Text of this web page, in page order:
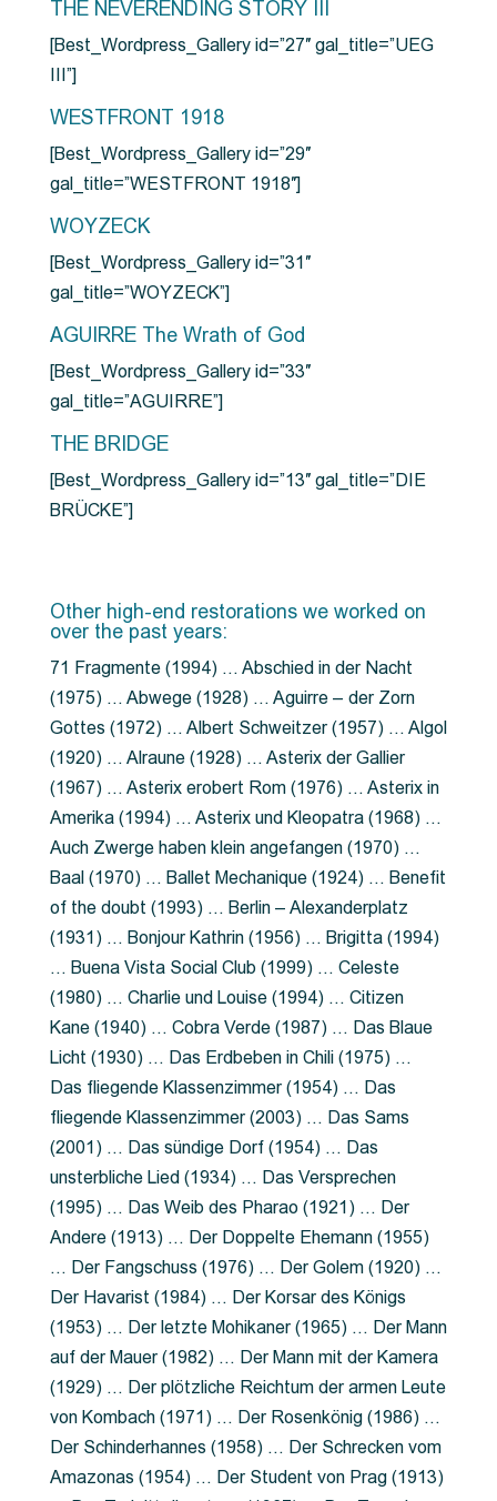
THE NEVERENDING STORY III
[Best_Wordpress_Gallery id=”27″ gal_title=”UEG
III”]
WESTFRONT 1918
[Best_Wordpress_Gallery id=”29″
gal_title=”WESTFRONT 1918″]
WOYZECK
[Best_Wordpress_Gallery id=”31″
gal_title=”WOYZECK”]
AGUIRRE The Wrath of God
[Best_Wordpress_Gallery id=”33″
gal_title=”AGUIRRE”]
THE BRIDGE
[Best_Wordpress_Gallery id=”13″ gal_title=”DIE
BRÜCKE”]
Other high-end restorations we worked on
over the past years:
71 Fragmente (1994) … Abschied in der Nacht
(1975) … Abwege (1928) … Aguirre – der Zorn
Gottes (1972) … Albert Schweitzer (1957) … Algol
(1920) … Alraune (1928) … Asterix der Gallier
(1967) … Asterix erobert Rom (1976) … Asterix in
Amerika (1994) … Asterix und Kleopatra (1968) …
Auch Zwerge haben klein angefangen (1970) …
Baal (1970) … Ballet Mechanique (1924) … Benefit
of the doubt (1993) … Berlin – Alexanderplatz
(1931) … Bonjour Kathrin (1956) … Brigitta (1994)
… Buena Vista Social Club (1999) … Celeste
(1980) … Charlie und Louise (1994) … Citizen
Kane (1940) … Cobra Verde (1987) … Das Blaue
Licht (1930) … Das Erdbeben in Chili (1975) …
Das fliegende Klassenzimmer (1954) … Das
fliegende Klassenzimmer (2003) … Das Sams
(2001) … Das sündige Dorf (1954) … Das
unsterbliche Lied (1934) … Das Versprechen
(1995) … Das Weib des Pharao (1921) … Der
Andere (1913) … Der Doppelte Ehemann (1955)
… Der Fangschuss (1976) … Der Golem (1920) …
Der Havarist (1984) … Der Korsar des Königs
(1953) … Der letzte Mohikaner (1965) … Der Mann
auf der Mauer (1982) … Der Mann mit der Kamera
(1929) … Der plötzliche Reichtum der armen Leute
von Kombach (1971) … Der Rosenkönig (1986) …
Der Schinderhannes (1958) … Der Schrecken vom
Amazonas (1954) … Der Student von Prag (1913)